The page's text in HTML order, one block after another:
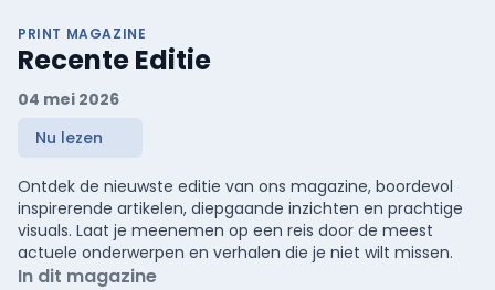
PRINT MAGAZINE
Recente Editie
04 mei 2026
Nu lezen
Ontdek de nieuwste editie van ons magazine, boordevol
inspirerende artikelen, diepgaande inzichten en prachtige
visuals. Laat je meenemen op een reis door de meest
actuele onderwerpen en verhalen die je niet wilt missen.
In dit magazine